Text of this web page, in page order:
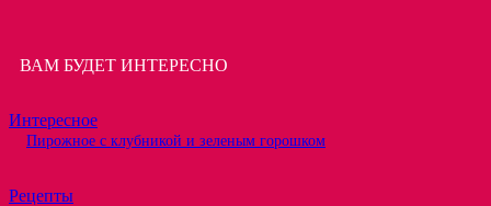
ВАМ БУДЕТ ИНТЕРЕСНО
Интересное
Пирожное с клубникой и зеленым горошком
Рецепты